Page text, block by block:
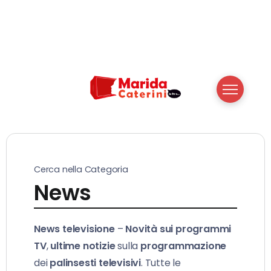
Cerca nella Categoria
News
News televisione– Novità sui programmi
TV,ultime notiziesulla programmazione
deipalinsesti televisivi. Tutte le